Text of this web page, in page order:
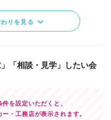
りを見る
「相談・見学」したい会
を設定いただくと、
・工務店が表示されます。